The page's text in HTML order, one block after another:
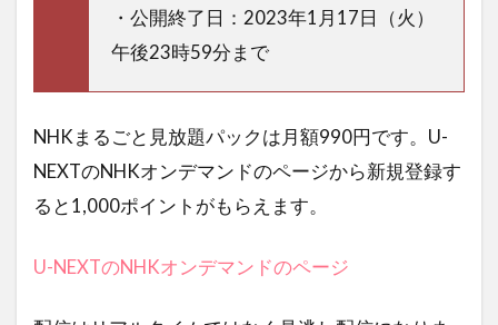
・公開終了日：2023年1月17日（火）
午後23時59分まで
NHKまるごと見放題パックは月額990円です。U-
NEXTのNHKオンデマンドのページから新規登録す
ると1,000ポイントがもらえます。
U-NEXTのNHKオンデマンドのページ